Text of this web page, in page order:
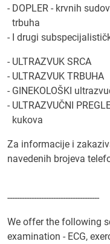
- DOPLER - krvnih
trbuha
- I drugi
- ULTRAZVUK SRCA
- ULTRAZVUK TRBUHA
- GINEKOLOŠKI
- ULTRAZVUČNI
kukova
Za informacije i
navedenih brojeva
--------------------------------------
We offer the following
examination - ECG,